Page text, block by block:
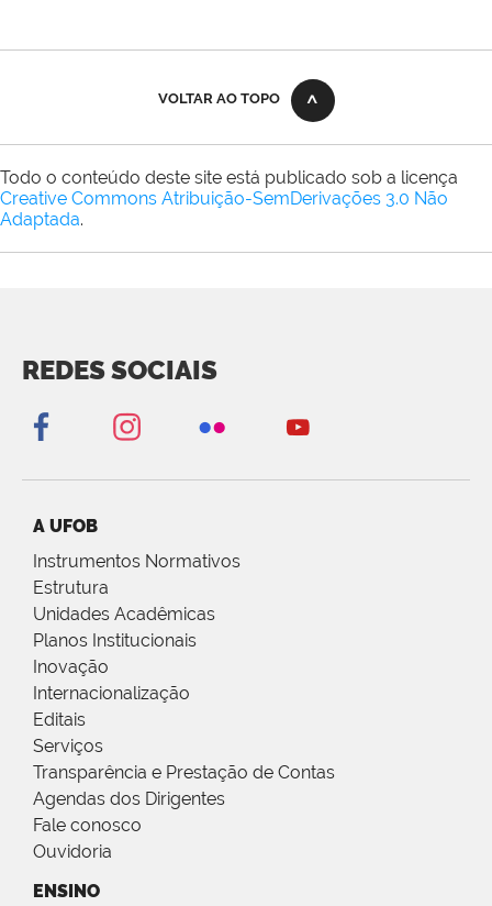
VOLTAR AO TOPO
Todo o conteúdo deste site está publicado sob a licença
Creative Commons Atribuição-SemDerivações 3.0 Não
Adaptada.
REDES SOCIAIS
A UFOB
Instrumentos Normativos
Estrutura
Unidades Acadêmicas
Planos Institucionais
Inovação
Internacionalização
Editais
Serviços
Transparência e Prestação de Contas
Agendas dos Dirigentes
Fale conosco
Ouvidoria
ENSINO